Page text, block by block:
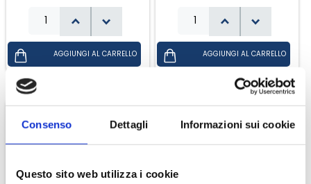
Consenso Dettagli Informazioni sui cookie
Questo sito web utilizza i cookie